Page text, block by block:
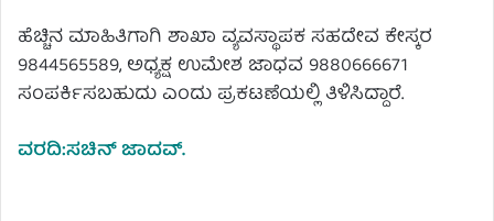
ಹೆಚ್ಚಿನ ಮಾಹಿತಿಗಾಗಿ ಶಾಖಾ ವ್ಯವಸ್ಥಾಪಕ ಸಹದೇವ ಕೇಸ್ಕರ
9844565589, ಅಧ್ಯಕ್ಷ ಉಮೇಶ ಜಾಧವ 9880666671
ಸಂಪರ್ಕಿಸಬಹುದು ಎಂದು ಪ್ರಕಟಣೆಯಲ್ಲಿ ತಿಳಿಸಿದ್ದಾರೆ.
ವರದಿ:ಸಚಿನ್ ಜಾದವ್.